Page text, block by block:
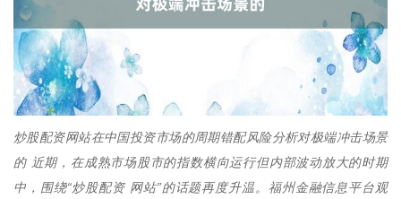
炒股配资网站在中国投资市场的周期错配风险分析对极端冲击场景
的 近期，在成熟市场股市的指数横向运行但内部波动放大的时期
中，围绕“炒股配资 网站”的话题再度升温。福州金融信息平台观